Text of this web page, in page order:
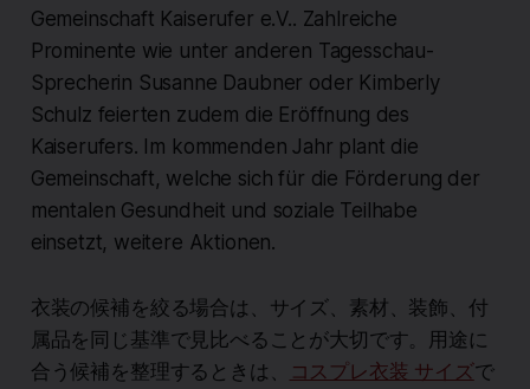
Gemeinschaft Kaiserufer e.V.. Zahlreiche
Prominente wie unter anderen Tagesschau-
Sprecherin Susanne Daubner oder Kimberly
Schulz feierten zudem die Eröffnung des
Kaiserufers. Im kommenden Jahr plant die
Gemeinschaft, welche sich für die Förderung der
mentalen Gesundheit und soziale Teilhabe
einsetzt, weitere Aktionen.
衣装の候補を絞る場合は、サイズ、素材、装飾、付
属品を同じ基準で見比べることが大切です。用途に
合う候補を整理するときは、
コスプレ衣装 サイズで